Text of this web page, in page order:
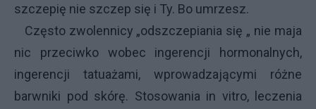
szczepię nie szczep się i Ty. Bo umrzesz.
Często zwolennicy „odszczepiania się „ nie maja
nic przeciwko wobec ingerencji hormonalnych,
ingerencji tatuażami, wprowadzającymi różne
barwniki pod skórę. Stosowania in vitro, leczenia